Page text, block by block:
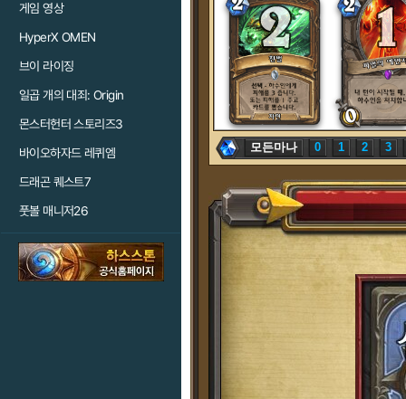
게임 영상
HyperX OMEN
브이 라이징
일곱 개의 대죄: Origin
몬스터헌터 스토리즈3
바이오하자드 레퀴엠
드래곤 퀘스트7
풋볼 매니저26
모든마나 0 1 2 3